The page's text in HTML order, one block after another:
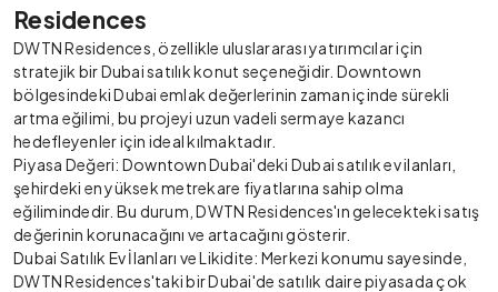
Residences
DWTN Residences, özellikle uluslararası yatırımcılar için
stratejik bir Dubai satılık konut seçeneğidir. Downtown
bölgesindeki Dubai emlak değerlerinin zaman içinde sürekli
artma eğilimi, bu projeyi uzun vadeli sermaye kazancı
hedefleyenler için ideal kılmaktadır.
Piyasa Değeri: Downtown Dubai'deki Dubai satılık ev ilanları,
şehirdeki en yüksek metrekare fiyatlarına sahip olma
eğilimindedir. Bu durum, DWTN Residences'ın gelecekteki satış
değerinin korunacağını ve artacağını gösterir.
Dubai Satılık Ev İlanları ve Likidite: Merkezi konumu sayesinde,
DWTN Residences'taki bir Dubai'de satılık daire piyasada çok